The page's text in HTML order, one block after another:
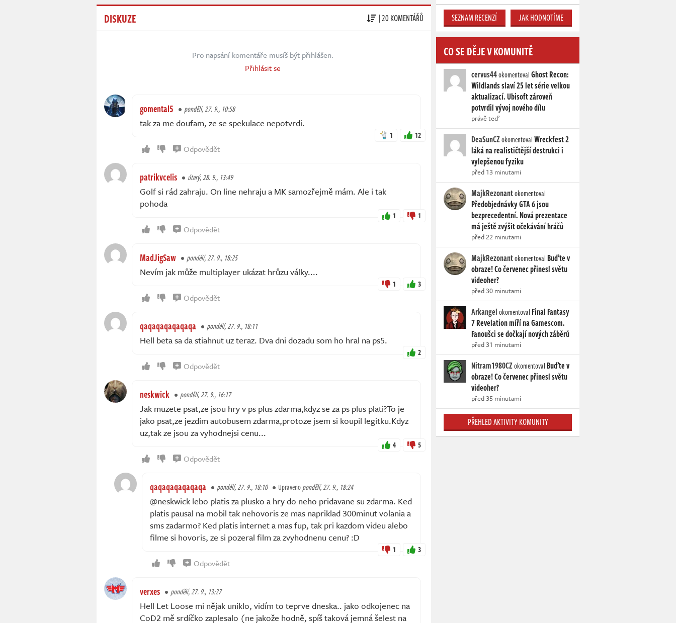
DISKUZE | 20 KOMENTÁŘŮ
Pro napsání komentáře musíš být přihlášen.
Přihlásit se
gomental5 pondělí, 27. 9., 10:58
tak za me doufam, ze se spekulace nepotvrdi.
1 12
Odpovědět
patrikvcelis úterý, 28. 9., 13:49
Golf si rád zahraju. On line nehraju a MK samozřejmě mám. Ale i tak
pohoda
1 1
Odpovědět
MadJigSaw pondělí, 27. 9., 18:25
Nevím jak může multiplayer ukázat hrůzu války....
1 3
Odpovědět
qaqaqaqaqaqaqa pondělí, 27. 9., 18:11
Hell beta sa da stiahnut uz teraz. Dva dni dozadu som ho hral na ps5.
2
Odpovědět
neskwick pondělí, 27. 9., 16:17
Jak muzete psat,ze jsou hry v ps plus zdarma,kdyz se za ps plus plati?To je
jako psat,ze jezdim autobusem zdarma,protoze jsem si koupil legitku.Kdyz
uz,tak ze jsou za vyhodnejsi cenu...
4 5
Odpovědět
qaqaqaqaqaqaqa pondělí, 27. 9., 18:10 Upravenopondělí, 27. 9., 18:24
@neskwick lebo platis za plusko a hry do neho pridavane su zdarma. Ked
platis pausal na mobil tak nehovoris ze mas napriklad 300minut volania a
sms zadarmo? Ked platis internet a mas fup, tak pri kazdom videu alebo
filme si hovoris, ze si pozeral film za zvyhodnenu cenu? :D
1 3
Odpovědět
verxes pondělí, 27. 9., 13:27
Hell Let Loose mi nějak uniklo, vidím to teprve dneska.. jako odkojenec na
CoD2 mě srdíčko zaplesalo (ne jakože hodně, spíš taková jemná šelest na
SEZNAM RECENZÍ JAK HODNOTÍME
CO SE DĚJE V KOMUNITĚ
cervus44okomentovalGhost Recon:
Wildlands slaví 25 let série velkou
aktualizací. Ubisoft zároveň
potvrdil vývoj nového dílu
právě teď
DeaSunCZokomentovalWreckfest 2
láká na realističtější destrukci i
vylepšenou fyziku
před 13 minutami
MajkRezonantokomentoval
Předobjednávky GTA 6 jsou
bezprecedentní. Nová prezentace
má ještě zvýšit očekávání hráčů
před 22 minutami
MajkRezonantokomentoval Buďte v
obraze! Co červenec přinesl světu
videoher?
před 30 minutami
Arkangelokomentoval Final Fantasy
7 Revelation míří na Gamescom.
Fanoušci se dočkají nových záběrů
před 31 minutami
Nitram1980CZokomentoval Buďte v
obraze! Co červenec přinesl světu
videoher?
před 35 minutami
PŘEHLED AKTIVITY KOMUNITY